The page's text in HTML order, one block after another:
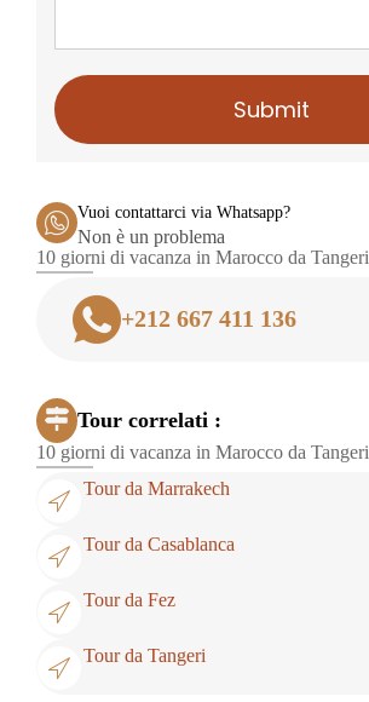
Submit
Vuoi contattarci via Whatsapp?
Non è un problema
10 giorni di vacanza in Marocco da Tangeri
+212 667 411 136
Tour correlati :
10 giorni di vacanza in Marocco da Tangeri
Tour da Marrakech
Tour da Casablanca
Tour da Fez
Tour da Tangeri